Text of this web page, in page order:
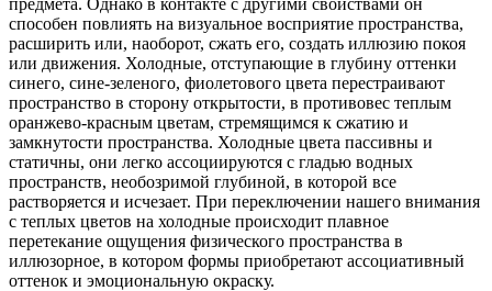
способен повлиять на визуальное восприятие пространства,
расширить или, наоборот, сжать его, создать иллюзию покоя
или движения. Холодные, отступающие в глубину оттенки
синего, сине-зеленого, фиолетового цвета перестраивают
пространство в сторону открытости, в противовес теплым
оранжево-красным цветам, стремящимся к сжатию и
замкнутости пространства. Холодные цвета пассивны и
статичны, они легко ассоциируются с гладью водных
пространств, необозримой глубиной, в которой все
растворяется и исчезает. При переключении нашего внимания
с теплых цветов на холодные происходит плавное
перетекание ощущения физического пространства в
иллюзорное, в котором формы приобретают ассоциативный
оттенок и эмоциональную окраску.